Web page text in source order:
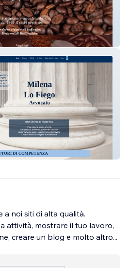
a noi siti di alta qualità.
attività, mostrare il tuo lavoro,
creare un blog e molto altro...